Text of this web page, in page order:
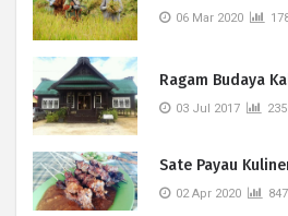
06 Mar 2020
Ragam Budaya
03 Jul 2017
Sate Payau
02 Apr 2020